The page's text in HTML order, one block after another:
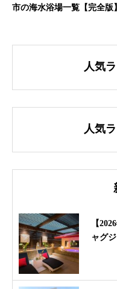
市の海水浴場一覧【完全版】
人気
人気
【
ャグ